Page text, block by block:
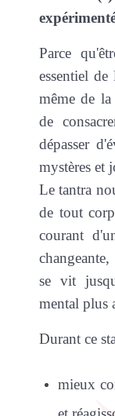
Parce
essentiel
même de
de
dépasser
mystères et
Le tantra
de tout
courant
se vit
mental plus
Durant ce
mieux